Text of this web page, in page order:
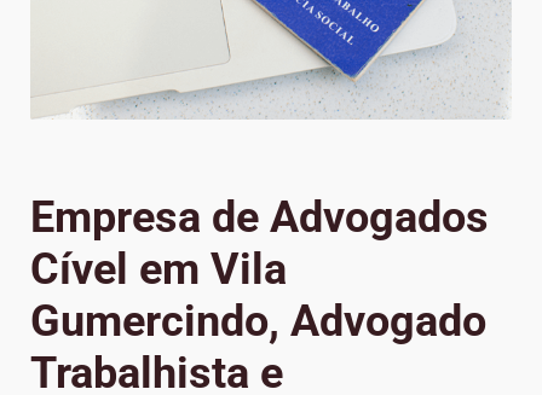
Empresa de Advogados
Cível em Vila
Gumercindo, Advogado
Trabalhista e